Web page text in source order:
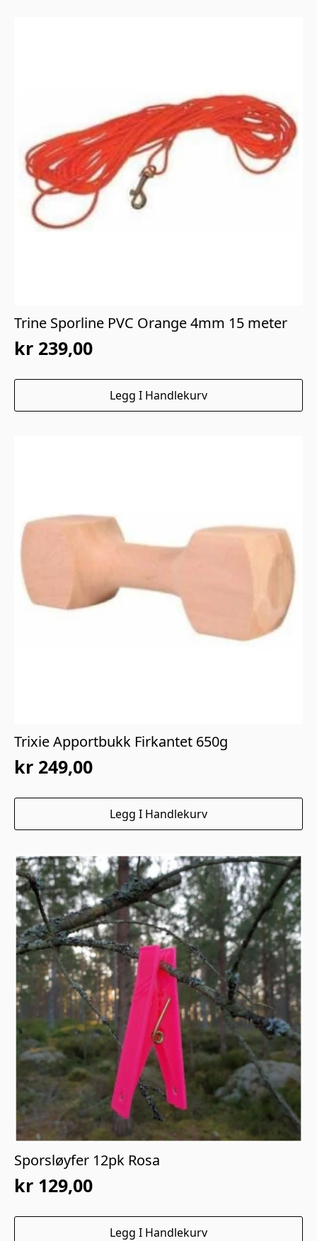
Trine Sporline PVC Orange 4mm 15 meter
kr 239,00
Legg I Handlekurv
Trixie Apportbukk Firkantet 650g
kr 249,00
Legg I Handlekurv
Sporsløyfer 12pk Rosa
kr 129,00
Legg I Handlekurv